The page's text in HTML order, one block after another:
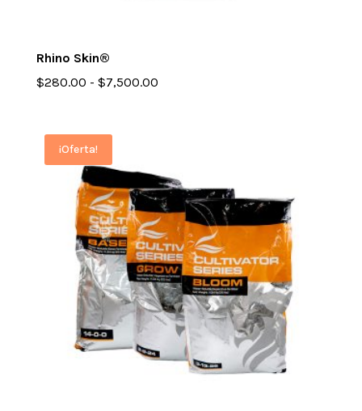
Rhino Skin®
$280.00 - $7,500.00Rango
hasta
$7,500.00
¡Oferta!